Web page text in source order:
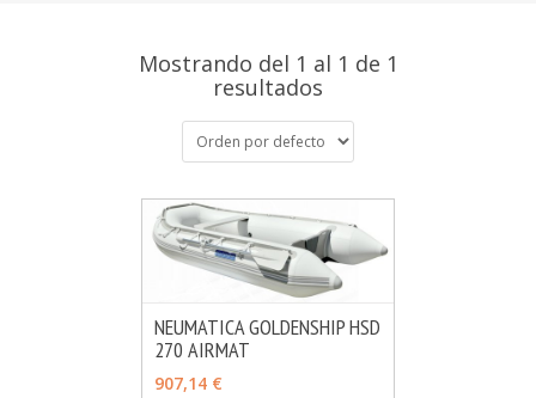
Mostrando del 1 al 1 de 1
resultados
AÑADIR
NEUMATICA GOLDENSHIP HSD
270 AIRMAT
907,14 €